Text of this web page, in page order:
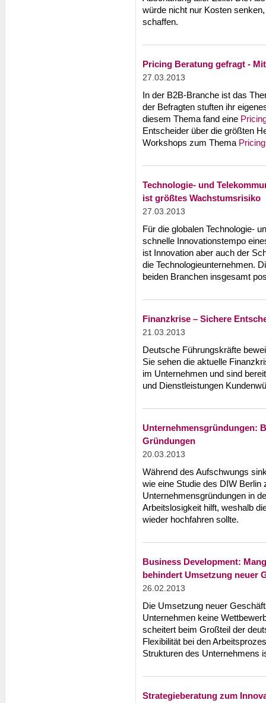
würde nicht nur Kosten
schaffen.
Pricing Beratung gefragt -
27.03.2013
In der B2B-Branche ist das
der Befragten stuften ihr
diesem Thema fand eine
Entscheider über die größten
Workshops zum Thema Pricing
Technologie- und
ist größtes Wachstumsrisiko
27.03.2013
Für die globalen Technologie-
schnelle Innovationstempo
ist Innovation aber auch der
die Technologieunternehmen.
beiden Branchen insgesamt
Finanzkrise – Sichere
21.03.2013
Deutsche Führungskräfte
Sie sehen die aktuelle
im Unternehmen und sind
und Dienstleistungen
Unternehmensgründungen:
Gründungen
20.03.2013
Während des Aufschwungs
wie eine Studie des DIW Berlin
Unternehmensgründungen in
Arbeitslosigkeit hilft, weshalb
wieder hochfahren sollte.
Business Development:
behindert Umsetzung neuer
26.02.2013
Die Umsetzung neuer
Unternehmen keine
scheitert beim Großteil der
Flexibilität bei den
Strukturen des Unternehmens
Strategieberatung zum